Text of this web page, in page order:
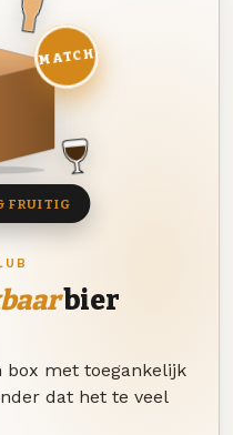
bier
box met toegankelijk
dat het te veel
MATCH
FRUITIG